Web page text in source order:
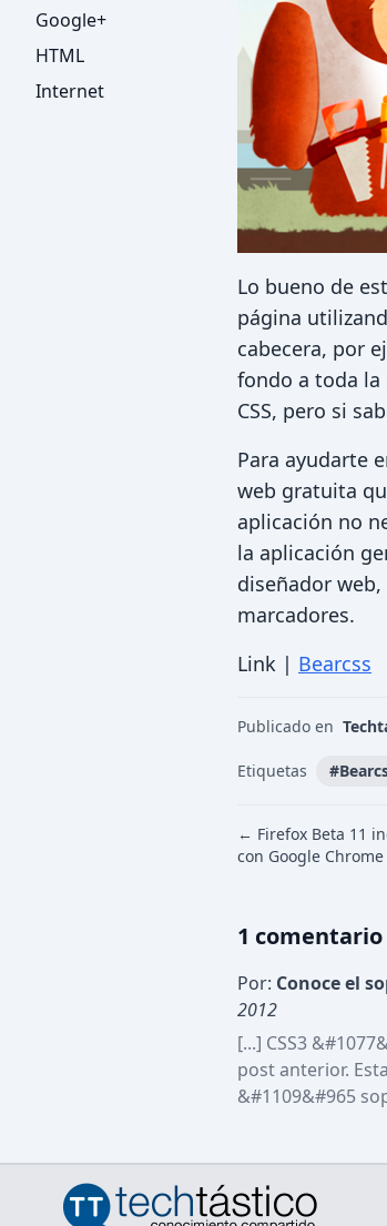
Lo bueno de
página
cabecera, por
fondo a toda la
CSS, pero si
Para ayudarte
web gratuita
aplicación no
la aplicación
diseñador
marcadores.
Link | Bearcss
Publicado en
Etiquetas #
← Firefox Beta 11
con Google Chrome
1 comentario
Por: Conoce el
2012
[...] CSS3
post anterior.
&#1109&#965
Google+
HTML
Internet